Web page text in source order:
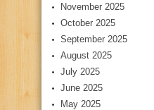
November 2025
October 2025
September 2025
August 2025
July 2025
June 2025
May 2025